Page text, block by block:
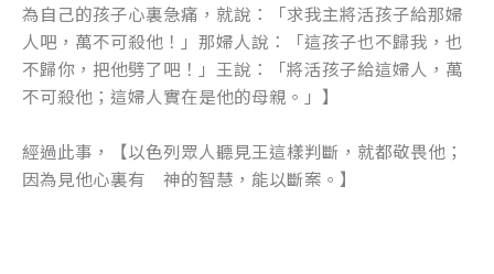
為自己的孩子心裏急痛，就說：「求我主將活孩子給那婦
人吧，萬不可殺他！」那婦人說：「這孩子也不歸我，也
不歸你，把他劈了吧！」王說：「將活孩子給這婦人，萬
不可殺他；這婦人實在是他的母親。」】
經過此事，【以色列眾人聽見王這樣判斷，就都敬畏他；
因為見他心裏有 神的智慧，能以斷案。】